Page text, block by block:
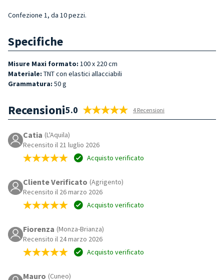
Confezione 1, da 10 pezzi.
Specifiche
Misure Maxi formato: 100 x 220 cm
Materiale: TNT con elastici allacciabili
Grammatura: 50 g
Recensioni5.0 4 Recensioni
Catia (L'Aquila)
Recensito il 21 luglio 2026
Acquisto verificato
Cliente Verificato (Agrigento)
Recensito il 26 marzo 2026
Acquisto verificato
Fiorenza (Monza-Brianza)
Recensito il 24 marzo 2026
Acquisto verificato
Mauro (Cuneo)